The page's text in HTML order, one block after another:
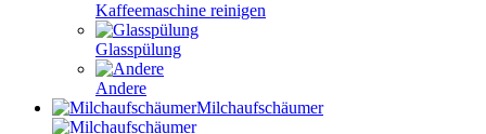
Kaffeemaschine reinigen
Glasspülung
Andere
Milchaufschäumer